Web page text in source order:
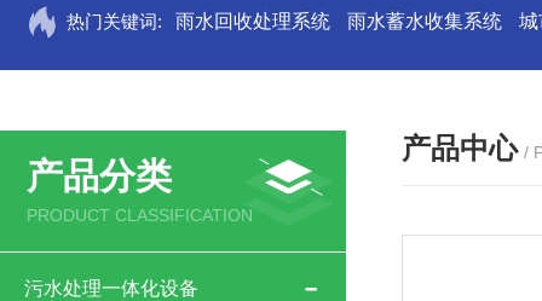
热门关键词: 雨水回收处理系统 雨水蓄水收集系统 城
产品分类
PRODUCT CLASSIFICATION
污水处理一体化设备
产品中心 /